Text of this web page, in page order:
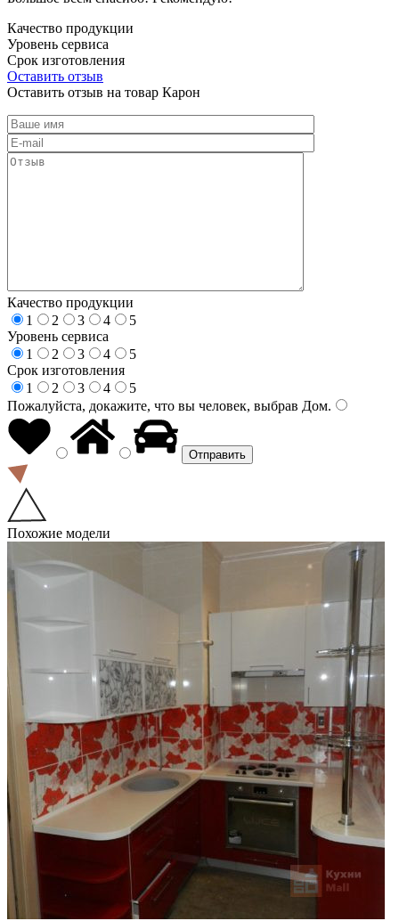
Качество продукции
Уровень сервиса
Срок изготовления
Оставить отзыв
Оставить отзыв на товар Карон
Качество продукции
1
2 3 4
5
Уровень сервиса
1
2 3 4
5
Срок изготовления
1
2 3 4
5
Пожалуйста, докажите, что вы человек, выбрав Дом.
Похожие модели